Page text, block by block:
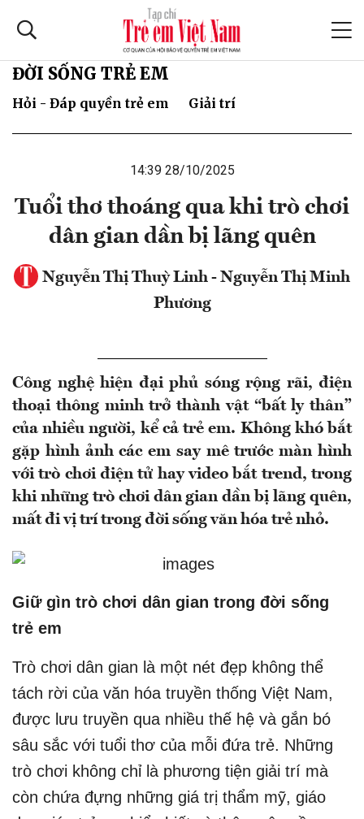
ĐỜI SỐNG TRẺ EM
Hỏi - Đáp quyền trẻ em Giải trí
14:39 28/10/2025
Tuổi thơ thoáng qua khi trò chơi
dân gian dần bị lãng quên
Nguyễn Thị Thuỳ Linh - Nguyễn Thị Minh
Phương
Công nghệ hiện đại phủ sóng rộng rãi, điện
thoại thông minh trở thành vật “bất ly thân”
của nhiều người, kể cả trẻ em. Không khó bắt
gặp hình ảnh các em say mê trước màn hình
với trò chơi điện tử hay video bắt trend, trong
khi những trò chơi dân gian dần bị lãng quên,
mất đi vị trí trong đời sống văn hóa trẻ nhỏ.
Giữ gìn trò chơi dân gian trong đời sống
trẻ em
Trò chơi dân gian là một nét đẹp không thể
tách rời của văn hóa truyền thống Việt Nam,
được lưu truyền qua nhiều thế hệ và gắn bó
sâu sắc với tuổi thơ của mỗi đứa trẻ. Những
trò chơi không chỉ là phương tiện giải trí mà
còn chứa đựng những giá trị thẩm mỹ, giáo